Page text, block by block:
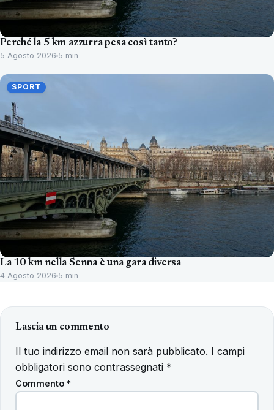
Perché la 5 km azzurra pesa così tanto?
5 Agosto 2026 5 min
SPORT
La 10 km nella Senna è una gara diversa
4 Agosto 2026 5 min
Lascia un commento
Il tuo indirizzo email non sarà pubblicato. I campi
obbligatori sono contrassegnati *
Commento *